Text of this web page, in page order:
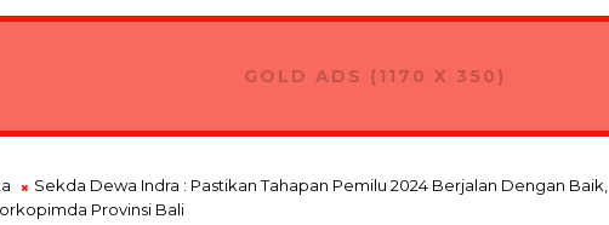
GOLD ADS (1170 X 350)
Sekda Dewa Indra : Pastikan Tahapan Pemilu 2024 Berjalan Dengan Baik,
Provinsi Bali